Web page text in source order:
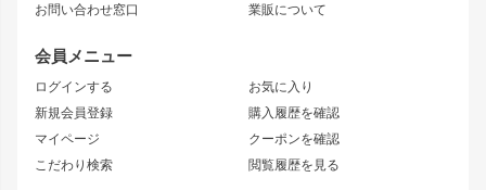
お問い合わせ窓口
業販について
会員メニュー
ログインする
新規会員登録
マイページ
こだわり検索
お気に入り
購入履歴を確認
クーポンを確認
閲覧履歴を見る
JZX90 MARK II
トレノ
マークX
アルテッツァ
ニッサン
S15 シルビア
ワンビア
雷神
ストリームライン